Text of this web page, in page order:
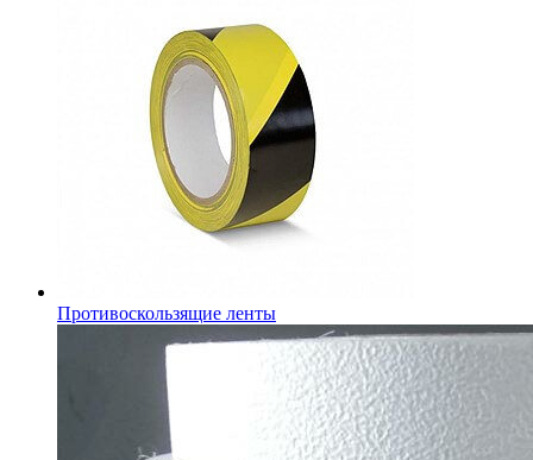
Противоскользящие ленты